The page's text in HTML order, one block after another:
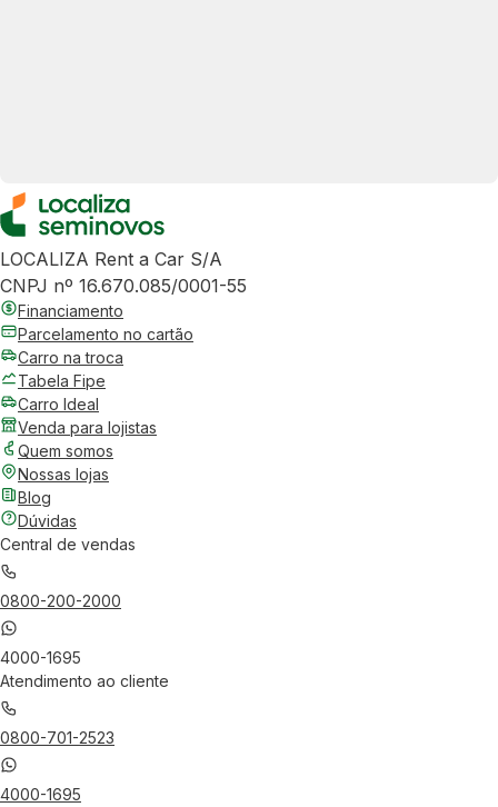
LOCALIZA Rent a Car S/A
CNPJ nº 16.670.085/0001-55
Financiamento
Parcelamento no cartão
Carro na troca
Tabela Fipe
Carro Ideal
Venda para lojistas
Quem somos
Nossas lojas
Blog
Dúvidas
Central de vendas
0800-200-2000
4000-1695
Atendimento ao cliente
0800-701-2523
4000-1695